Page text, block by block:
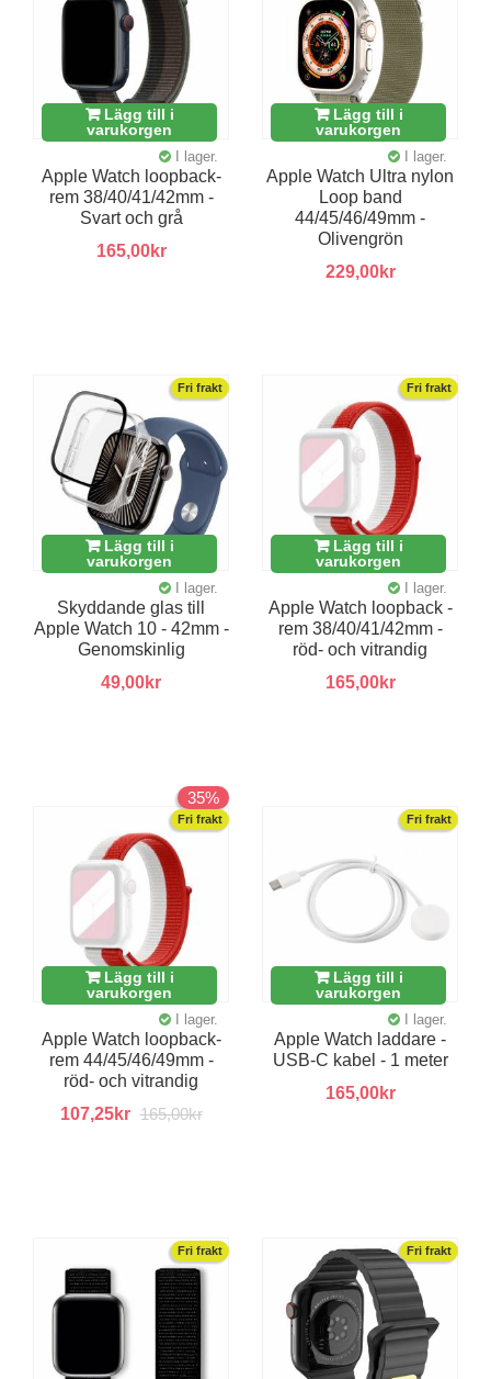
Lägg till i
varukorgen
I lager.
Apple Watch loopback-
rem 38/40/41/42mm -
Svart och grå
165,00kr
Lägg till i
varukorgen
I lager.
Apple Watch Ultra nylon
Loop band
44/45/46/49mm -
Olivengrön
229,00kr
Fri frakt
Lägg till i
varukorgen
I lager.
Skyddande glas till
Apple Watch 10 - 42mm -
Genomskinlig
49,00kr
Fri frakt
Lägg till i
varukorgen
I lager.
Apple Watch loopback -
rem 38/40/41/42mm -
röd- och vitrandig
165,00kr
35%
Fri frakt
Lägg till i
varukorgen
I lager.
Apple Watch loopback-
rem 44/45/46/49mm -
röd- och vitrandig
107,25kr 165,00kr
Fri frakt
Lägg till i
varukorgen
I lager.
Apple Watch laddare -
USB-C kabel - 1 meter
165,00kr
Fri frakt Fri frakt